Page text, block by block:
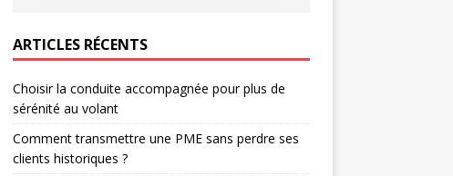
ARTICLES RÉCENTS
Choisir la conduite accompagnée pour plus de
sérénité au volant
Comment transmettre une PME sans perdre ses
clients historiques ?